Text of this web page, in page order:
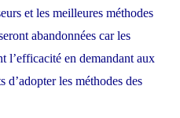
et les meilleures méthodes
abandonnées car les
l’efficacité en demandant aux
d’adopter les méthodes des